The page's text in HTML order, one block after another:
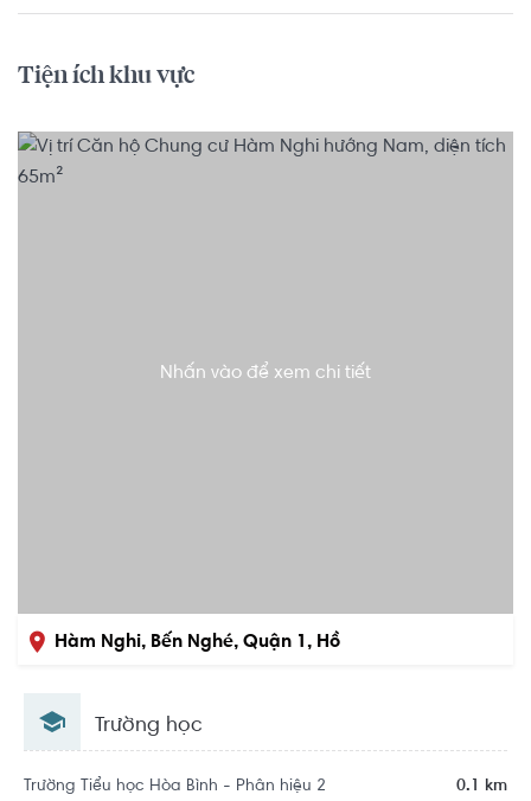
Tiện ích khu vực
Nhấn vào để xem chi tiết
Hàm Nghi, Bến Nghé, Quận 1, Hồ
Trường học
Trường Tiểu học Hòa Bình - Phân hiệu 2 0.1 km